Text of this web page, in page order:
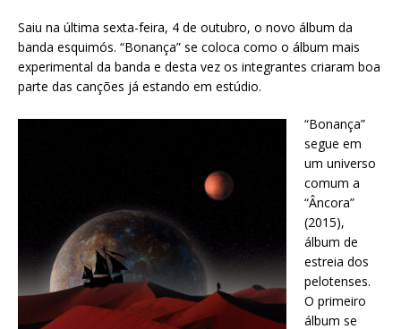
Saiu na última sexta-feira, 4 de outubro, o novo álbum da
banda esquimós. “Bonança” se coloca como o álbum mais
experimental da banda e desta vez os integrantes criaram boa
parte das canções já estando em estúdio.
“Bonança”
segue em
um universo
comum a
“Âncora”
(2015),
álbum de
estreia dos
pelotenses.
O primeiro
álbum se